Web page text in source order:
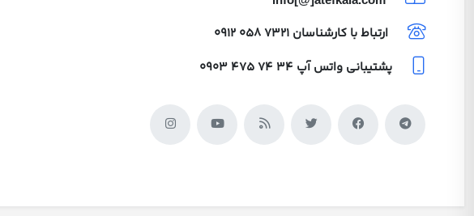
ارتباط با کارشناسان 0912 058 7321
پشتیبانی واتس آپ 0903 475 74 34